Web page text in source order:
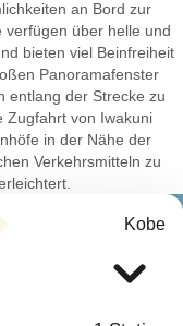
an Bord zur
verfügen über helle und
bieten viel Beinfreiheit
Panoramafenster
entlang der Strecke zu
Zugfahrt von Iwakuni
in der Nähe der
Verkehrsmitteln zu
Kobe